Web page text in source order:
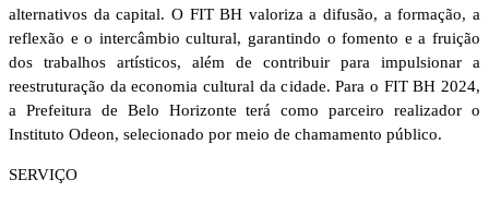
alternativos da capital. O FIT BH valoriza a difusão, a formação, a
reflexão e o intercâmbio cultural, garantindo o fomento e a fruição
dos trabalhos artísticos, além de contribuir para impulsionar a
reestruturação da economia cultural da cidade. Para o FIT BH 2024,
a Prefeitura de Belo Horizonte terá como parceiro realizador o
Instituto Odeon, selecionado por meio de chamamento público.
SERVIÇO